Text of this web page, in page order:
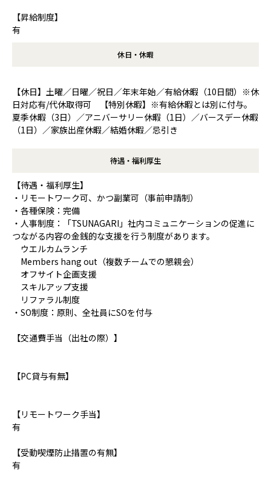
【昇給制度】
有
休日・休暇
【休日】土曜／日曜／祝日／年末年始／有給休暇（10日間）※休
日対応有/代休取得可 【特別休暇】※有給休暇とは別に付与。
夏季休暇（3日）／アニバーサリー休暇（1日）／バースデー休暇
（1日）／家族出産休暇／結婚休暇／忌引き
待遇・福利厚生
【待遇・福利厚生】
・リモートワーク可、かつ副業可（事前申請制）
・各種保険：完備
・人事制度：「TSUNAGARI」社内コミュニケーションの促進に
つながる内容の金銭的な支援を行う制度があります。
ウエルカムランチ
Members hang out（複数チームでの懇親会）
オフサイト企画支援
スキルアップ支援
リファラル制度
・SO制度：原則、全社員にSOを付与
【交通費手当（出社の際）】
【PC貸与有無】
【リモートワーク手当】
有
【受動喫煙防止措置の有無】
有